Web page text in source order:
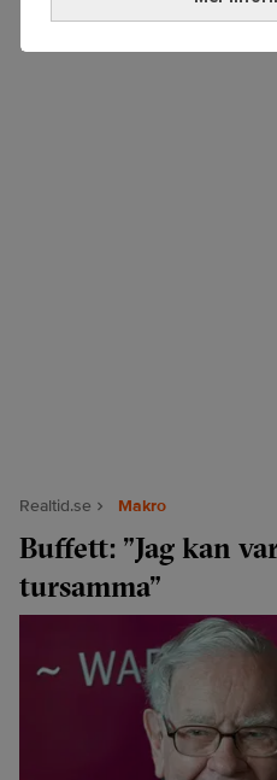
Realtid.se Makro
Buffett: ”Jag kan
tursamma”